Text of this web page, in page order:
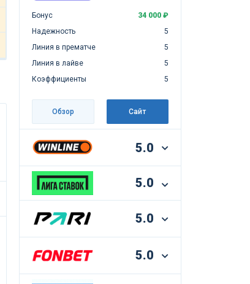
Бонус
34 000 ₽
Надежность
5
Линия в прематче
5
Линия в лайве
5
Коэффициенты
5
Обзор Сайт
5.0
5.0
5.0
5.0